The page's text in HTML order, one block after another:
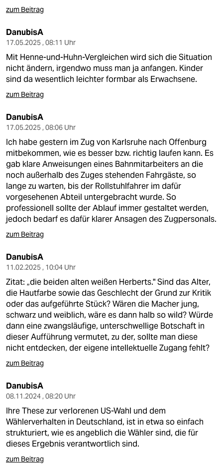
zum Beitrag
DanubisA
17.05.2025 , 08:11 Uhr
Mit Henne-und-Huhn-Vergleichen wird sich die Situation
nicht ändern, irgendwo muss man ja anfangen. Kinder
sind da wesentlich leichter formbar als Erwachsene.
zum Beitrag
DanubisA
17.05.2025 , 08:06 Uhr
Ich habe gestern im Zug von Karlsruhe nach Offenburg
mitbekommen, wie es besser bzw. richtig laufen kann. Es
gab klare Anweisungen eines Bahnmitarbeiters an die
noch außerhalb des Zuges stehenden Fahrgäste, so
lange zu warten, bis der Rollstuhlfahrer im dafür
vorgesehenen Abteil untergebracht wurde. So
professionell sollte der Ablauf immer gestaltet werden,
jedoch bedarf es dafür klarer Ansagen des Zugpersonals.
zum Beitrag
DanubisA
11.02.2025 , 10:04 Uhr
Zitat: „die beiden alten weißen Herberts." Sind das Alter,
die Hautfarbe sowie das Geschlecht der Grund zur Kritik
oder das aufgeführte Stück? Wären die Macher jung,
schwarz und weiblich, wäre es dann halb so wild? Würde
dann eine zwangsläufige, unterschwellige Botschaft in
dieser Aufführung vermutet, zu der, sollte man diese
nicht entdecken, der eigene intellektuelle Zugang fehlt?
zum Beitrag
DanubisA
08.11.2024 , 08:20 Uhr
Ihre These zur verlorenen US-Wahl und dem
Wählerverhalten in Deutschland, ist in etwa so einfach
strukturiert, wie es angeblich die Wähler sind, die für
dieses Ergebnis verantwortlich sind.
zum Beitrag